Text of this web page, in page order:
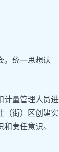
。统一思想认
计量管理人员进
（街）区创建实
责任意识。